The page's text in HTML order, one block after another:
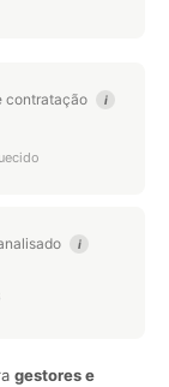
contratação i
i
gestores e